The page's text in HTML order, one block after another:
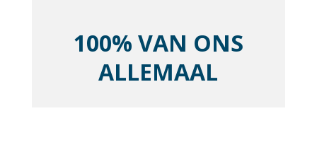
100% VAN ONS
ALLEMAAL